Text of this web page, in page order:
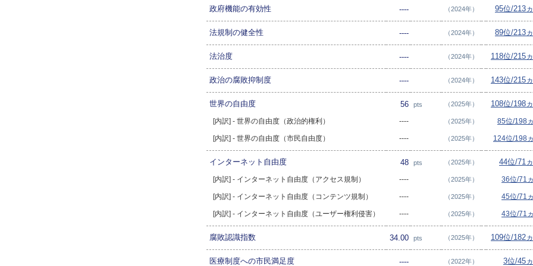
政府機能の有効性 ---- （2024年） 95位/213
法規制の健全性 ---- （2024年） 89位/213
法治度 ---- （2024年） 118位/215
政治の腐敗抑制度 ---- （2024年） 143位/215
世界の自由度 56 pts （2025年） 108位/198
[内訳] - 世界の自由度（政治的権利） ---- （2025年） 85位/198
[内訳] - 世界の自由度（市民自由度） ---- （2025年） 124位/198
インターネット自由度 48 pts （2025年） 44位/71
[内訳] - インターネット自由度（アクセス規制） ---- （2025年） 36位/71
[内訳] - インターネット自由度（コンテンツ規制） ---- （2025年） 45位/71
[内訳] - インターネット自由度（ユーザー権利侵害） ---- （2025年） 43位/71
腐敗認識指数 34.00 pts （2025年） 109位/182
医療制度への市民満足度 ---- （2022年） 3位/45